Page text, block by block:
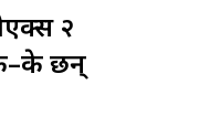
२
छन्